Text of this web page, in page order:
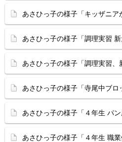
あさひっ子の様子「キッザニア
あさひっ子の様子「調理実習 新
あさひっ子の様子「調理実習、
あさひっ子の様子「寺尾中ブロ
あさひっ子の様子「４年生 パン
あさひっ子の様子「４年生 職業